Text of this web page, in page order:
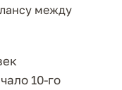
между
10-го